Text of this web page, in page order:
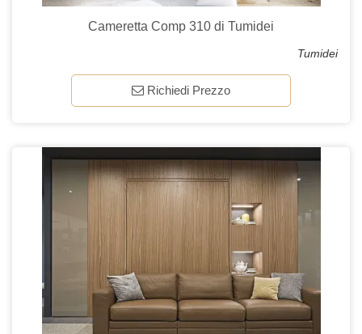
Cameretta Comp 310 di Tumidei
Tumidei
Richiedi Prezzo